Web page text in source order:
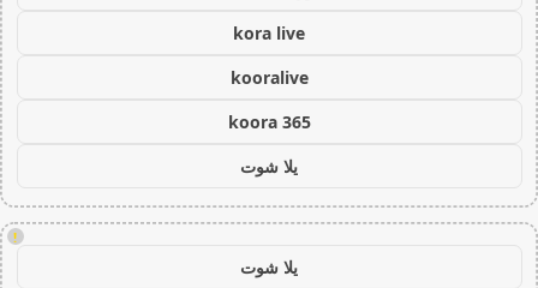
kora live
kooralive
koora 365
يلا شوت
!
يلا شوت